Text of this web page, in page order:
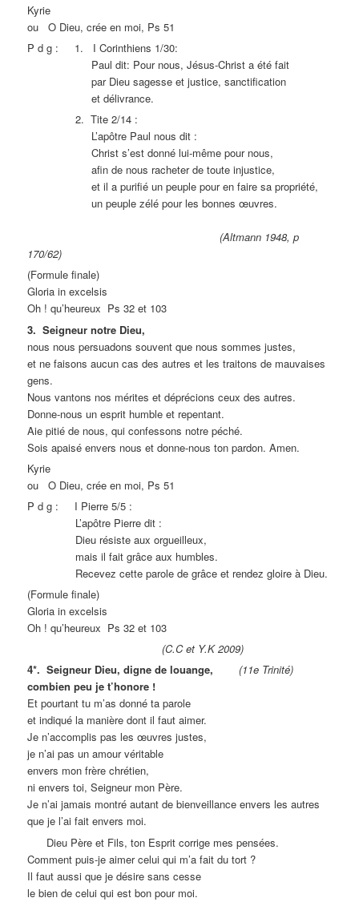
Kyrie
ou O Dieu, crée en moi, Ps 51
P d g : 1. I Corinthiens 1/30:
Paul dit: Pour nous, Jésus-Christ a été fait
par Dieu sagesse et justice, sanctification
et délivrance.
2. Tite 2/14 :
L’apôtre Paul nous dit :
Christ s’est donné lui-même pour nous,
afin de nous racheter de toute injustice,
et il a purifié un peuple pour en faire sa propriété,
un peuple zélé pour les bonnes œuvres.
(Altmann 1948, p
170/62)
(Formule finale)
Gloria in excelsis
Oh ! qu’heureux Ps 32 et 103
3. Seigneur notre Dieu,
nous nous persuadons souvent que nous sommes justes,
et ne faisons aucun cas des autres et les traitons de mauvaises
gens.
Nous vantons nos mérites et déprécions ceux des autres.
Donne-nous un esprit humble et repentant.
Aie pitié de nous, qui confessons notre péché.
Sois apaisé envers nous et donne-nous ton pardon. Amen.
Kyrie
ou O Dieu, crée en moi, Ps 51
P d g : I Pierre 5/5 :
L’apôtre Pierre dit :
Dieu résiste aux orgueilleux,
mais il fait grâce aux humbles.
Recevez cette parole de grâce et rendez gloire à Dieu.
(Formule finale)
Gloria in excelsis
Oh ! qu’heureux Ps 32 et 103
(C.C et Y.K 2009)
4*. Seigneur Dieu, digne de louange,(11e Trinité)
combien peu je t’honore !
Et pourtant tu m’as donné ta parole
et indiqué la manière dont il faut aimer.
Je n’accomplis pas les œuvres justes,
je n’ai pas un amour véritable
envers mon frère chrétien,
ni envers toi, Seigneur mon Père.
Je n’ai jamais montré autant de bienveillance envers les autres
que je l’ai fait envers moi.
Dieu Père et Fils, ton Esprit corrige mes pensées.
Comment puis-je aimer celui qui m’a fait du tort ?
Il faut aussi que je désire sans cesse
le bien de celui qui est bon pour moi.